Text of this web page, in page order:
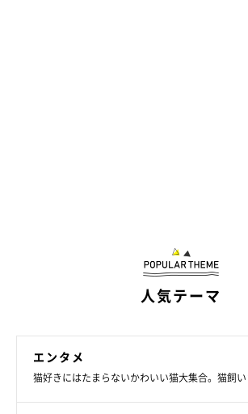
もふスコのLINEスタンプ
https://line.me/S/sticker/12303846
人気テーマ
エンタメ
猫好きにはたまらないかわいい猫大集合。猫飼